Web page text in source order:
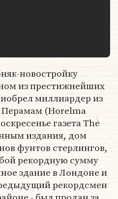
новостройку
из престижнейших
миллиардер из
Перамам (Horelma
газета The
издания, дом
фунтов стерлингов,
рекордную сумму
здание в Лондоне и
рекордсмен